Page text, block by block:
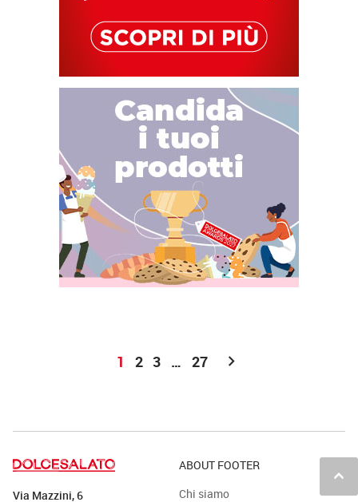
1 2 3 … 27 chevron_right
keyboard_arrow_up
Via Mazzini, 6
ABOUT FOOTER
Chi siamo